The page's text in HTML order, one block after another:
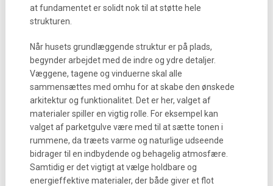
at fundamentet er solidt nok til at støtte hele
strukturen.
Når husets grundlæggende struktur er på plads,
begynder arbejdet med de indre og ydre detaljer.
Væggene, tagene og vinduerne skal alle
sammensættes med omhu for at skabe den ønskede
arkitektur og funktionalitet. Det er her, valget af
materialer spiller en vigtig rolle. For eksempel kan
valget af parketgulve være med til at sætte tonen i
rummene, da træets varme og naturlige udseende
bidrager til en indbydende og behagelig atmosfære.
Samtidig er det vigtigt at vælge holdbare og
energieffektive materialer, der både giver et flot